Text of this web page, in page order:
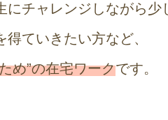
チャレンジしながら少
ていきたい方など、
め”の在宅ワークです。